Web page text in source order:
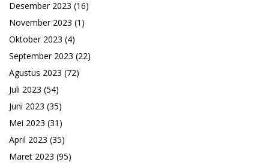
Desember 2023 (16)
November 2023 (1)
Oktober 2023 (4)
September 2023 (22)
Agustus 2023 (72)
Juli 2023 (54)
Juni 2023 (35)
Mei 2023 (31)
April 2023 (35)
Maret 2023 (95)